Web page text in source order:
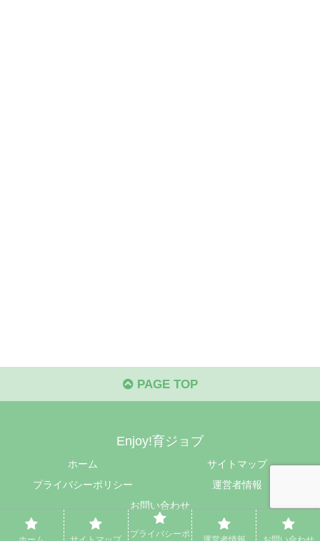
PAGE TOP
Enjoy!育ジョブ
ホーム
サイトマップ
プライバシーポリシー
運営者情報
お問い合わせ
© 2024 Enjoy!育ジョブ.
プライバシーポ